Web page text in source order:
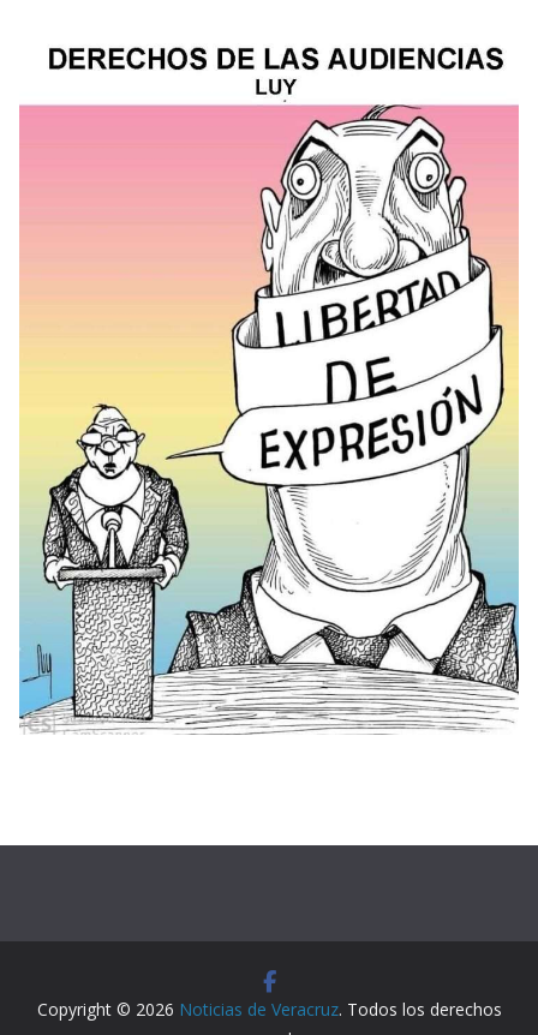
Copyright © 2026 Noticias de Veracruz. Todos los derechos